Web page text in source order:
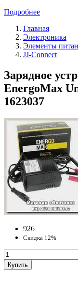
Подробнее
Главная
Электроника
Элементы
JJ-Connect
Зарядное
EnergoMax
1623037
926
Скидка 12%